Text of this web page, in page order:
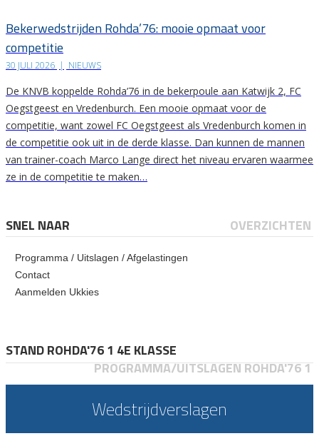
Bekerwedstrijden Rohda’76: mooie opmaat voor
competitie
30 JULI 2026 | NIEUWS
De KNVB koppelde Rohda’76 in de bekerpoule aan Katwijk 2, FC
Oegstgeest en Vredenburch. Een mooie opmaat voor de
competitie, want zowel FC Oegstgeest als Vredenburch komen in
de competitie ook uit in de derde klasse. Dan kunnen de mannen
van trainer-coach Marco Lange direct het niveau ervaren waarmee
ze in de competitie te maken…
SNEL NAAR OVERZICHTEN
Programma / Uitslagen / Afgelastingen
Contact
Aanmelden Ukkies
STAND ROHDA'76 1 4E KLASSE
PROGRAMMA/UITSLAGEN ROHDA'76 1
Wedstrijdverslagen